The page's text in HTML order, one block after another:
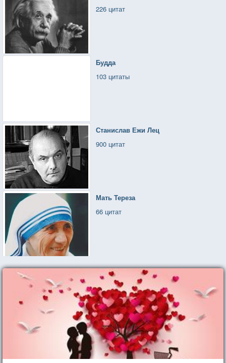
226 цитат
Будда
103 цитаты
Станислав Ежи Лец
900 цитат
Мать Тереза
66 цитат